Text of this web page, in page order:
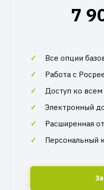
7
Все опции
Работа с
Доступ ко
Электронный
Расширенная
Персональный